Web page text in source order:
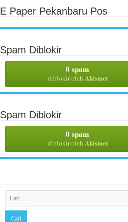
E Paper Pekanbaru Pos
Spam Diblokir
0 spam
diblokir oleh Akismet
Spam Diblokir
0 spam
diblokir oleh Akismet